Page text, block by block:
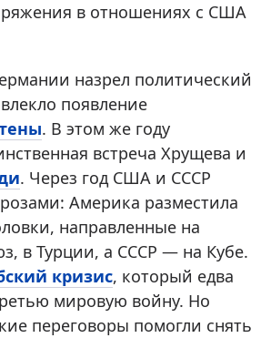
в отношениях с США
назрел политический
появление
. В этом же году
встреча Хрущева и
. Через год США и СССР
Америка разместила
направленные на
в Турции, а СССР — на Кубе.
кризис, который едва
мировую войну. Но
переговоры помогли снять